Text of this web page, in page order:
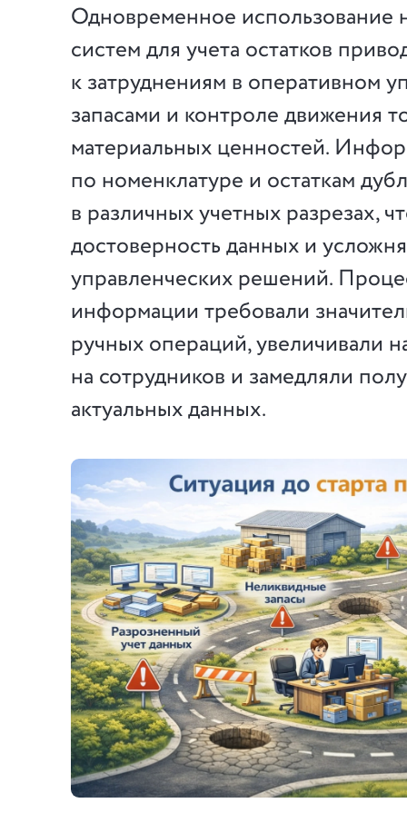
Одновременное использование
систем для учета остатков
к затруднениям в оперативном
запасами и контроле движения
материальных ценностей.
по номенклатуре и остаткам
в различных учетных разрезах,
достоверность данных и
управленческих решений.
информации требовали
ручных операций, увеличивали
на сотрудников и замедляли
актуальных данных.